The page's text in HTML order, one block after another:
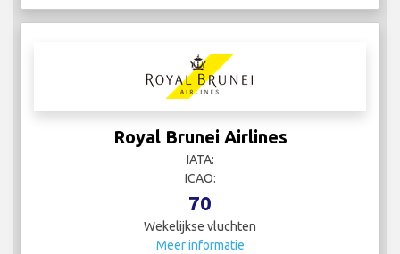
Royal Brunei Airlines
IATA:
ICAO:
70
Wekelijkse vluchten
Meer informatie